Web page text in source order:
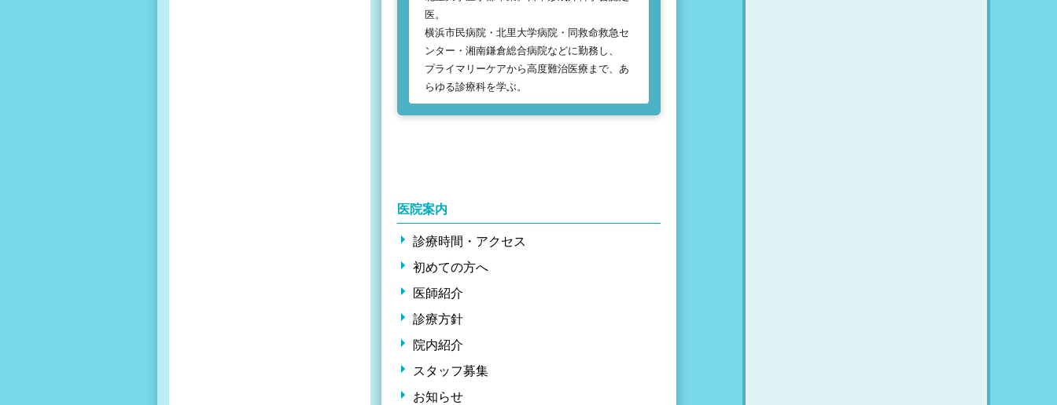
医。
横浜市民病院・北里大学病院・同救命救急セ
ンター・湘南鎌倉総合病院などに勤務し、
プライマリーケアから高度難治医療まで、あ
らゆる診療科を学ぶ。
医院案内
診療時間・アクセス
初めての方へ
医師紹介
診療方針
院内紹介
スタッフ募集
お知らせ